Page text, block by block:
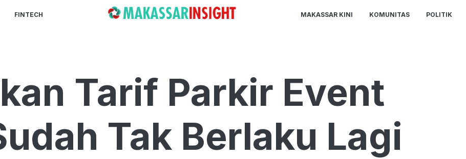
FINTECH MAKASSAR KINI KOMUNITAS POLITIK
Tarif Parkir Event
Tak Berlaku Lagi